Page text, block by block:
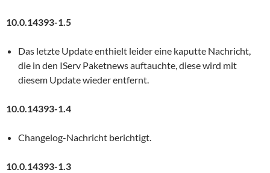
10.0.14393-1.5
Das letzte Update enthielt leider eine kaputte Nachricht,
die in den IServ Paketnews auftauchte, diese wird mit
diesem Update wieder entfernt.
10.0.14393-1.4
Changelog-Nachricht berichtigt.
10.0.14393-1.3